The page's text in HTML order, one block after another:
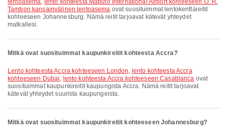
lentoasema, lento kohteesta Maputo International Airport kohteeseen O. R.
Tambon kansainvälinen lentoasema ovat suosituimmat lentokenttäreitit
kohteeseen Johannesburg. Nämä reitit tarjoavat kätevät yhteydet
matkallesi.
Mitkä ovat suosituimmat kaupunkireitit kohteesta Accra?
lento kohteesta Accra kohteeseen London, lento kohteesta Accra
kohteeseen Dubai, lento kohteesta Accra kohteeseen Casablanca ovat
suosituimmat kaupunkireitit kaupungista Accra. Nämä reitit tarjoavat
kätevät yhteydet suurista kaupungeista.
Mitkä ovat suosituimmat kaupunkireitit kohteeseen Johannesburg?